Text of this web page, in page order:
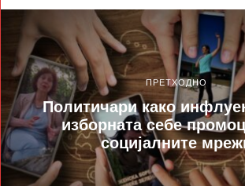
ПРЕТХОДНО
Политичари како
изборната себе
социјалните